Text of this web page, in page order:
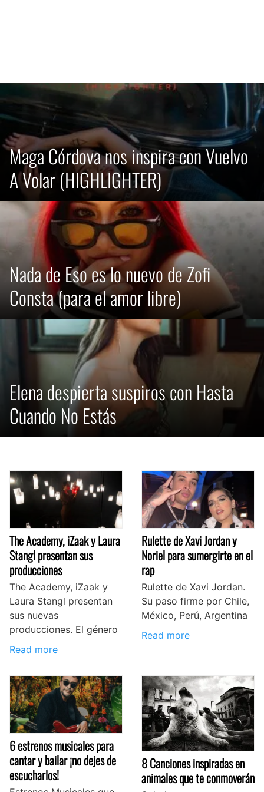
Maga Córdova nos inspira con Vuelvo
A Volar (HIGHLIGHTER)
Nada de Eso es lo nuevo de Zofi
Consta (para el amor libre)
Elena despierta suspiros con Hasta
Cuando No Estás
The Academy, iZaak y Laura
Stangl presentan sus
producciones
The Academy, iZaak y
Laura Stangl presentan
sus nuevas
producciones. El género
Read more
Rulette de Xavi Jordan y
Noriel para sumergirte en el
rap
Rulette de Xavi Jordan.
Su paso firme por Chile,
México, Perú, Argentina
Read more
6 estrenos musicales para
cantar y bailar ¡no dejes de
escucharlos!
8 Canciones inspiradas en
animales que te conmoverán